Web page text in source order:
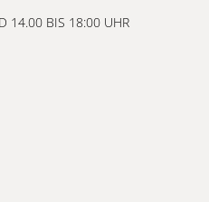
14.00 BIS 18:00 UHR